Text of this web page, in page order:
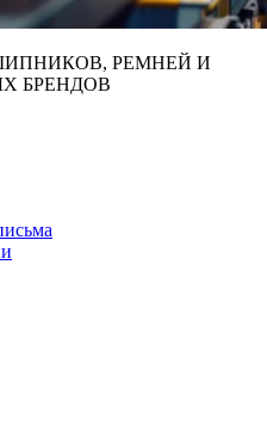
РЕМНЕЙ И
БРЕНДОВ